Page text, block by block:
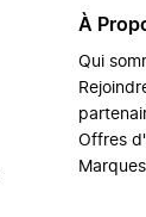
À
Qui
Offres
Marques